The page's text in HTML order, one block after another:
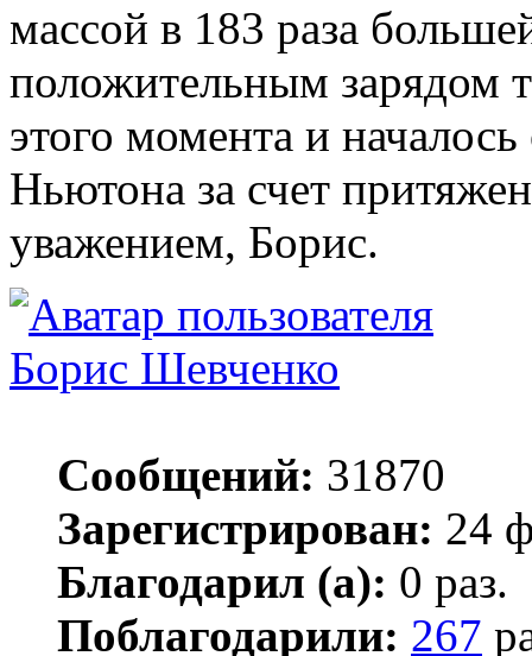
массой в 183 раза
положительным зарядом
этого момента и
Ньютона за счет
уважением, Борис.
Борис Шевченко
Сообщений: 31870
Зарегистрирован: 24
Благодарил (а): 0 раз.
Поблагодарили: 267